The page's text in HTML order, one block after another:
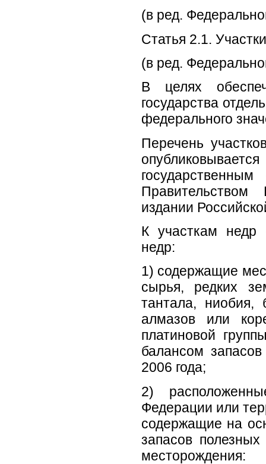
(в ред.
Статья 2.1.
(в ред.
В целях
государства
федерального
Перечень
издании
К участкам недр
недр:
1) содержащие
сырья, редких
тантала, ниобия,
алмазов или
платиновой
балансом
2006 года;
2)
Федерации или
содержащие на
запасов
месторождения: